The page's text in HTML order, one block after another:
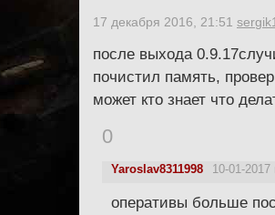
17 декабря 2016, 21:51
после выхода
почистил память,
может кто знает что
0
Yaroslav8311998 10-01-2017
оперативы больше